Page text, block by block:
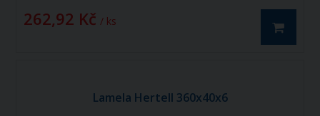
262,92 Kč / ks
Lamela Hertell 360x40x6